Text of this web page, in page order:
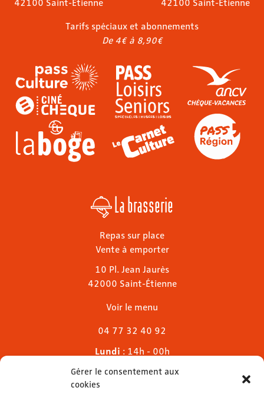
Gérer le consentement aux
cookies
Tarifs spéciaux et abonnements
De 4€ à 8,90€
La brasserie
Repas sur place
Vente à emporter
10 Pl. Jean Jaurès
42000 Saint-Étienne
Voir le menu
04 77 32 40 92
Lundi : 14h - 00h
Mardi & mercredi
Jeudi